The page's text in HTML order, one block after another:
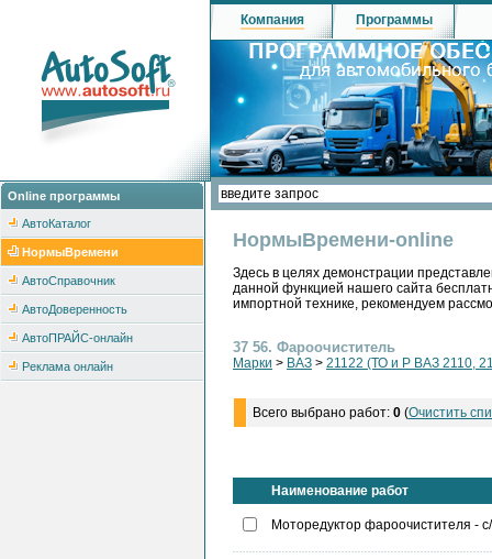
Online программы
АвтоКаталог
НормыВремени
АвтоСправочник
АвтоДоверенность
АвтоПРАЙС-онлайн
Реклама онлайн
Компания Программы
НормыВремени-online
Здесь в целях демонстрации
данной функцией нашего сайта
импортной технике, рекомендуем
37 56. Фароочиститель
Марки > ВАЗ > 21122 (ТО и Р ВАЗ 2110,
Всего выбрано работ: 0 (Очистить
Наименование работ
Моторедуктор фароочистителя -